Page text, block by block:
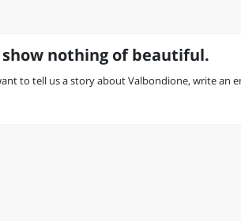
nothing of beautiful.
to tell us a story about Valbondione, write an